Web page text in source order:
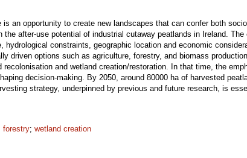
an opportunity to create new landscapes that can confer both
after-use potential of industrial cutaway peatlands in Ireland.
hydrological constraints, geographic location and economic
driven options such as agriculture, forestry, and biomass
and wetland creation/restoration. In that time, the
decision-making. By 2050, around 80000 ha of harvested
strategy, underpinned by previous and future research, is
forestry; wetland creation